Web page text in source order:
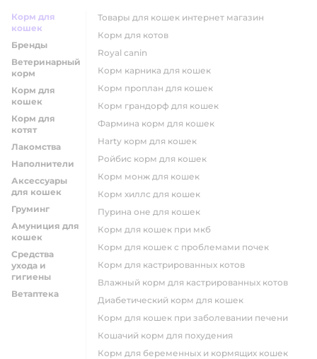
Корм для
кошек
Бренды
Ветеринарный
корм
Корм для
кошек
Корм для
котят
Лакомства
Наполнители
Аксессуары
для кошек
Груминг
Амуниция для
кошек
Средства
ухода и
гигиены
Ветаптека
товары для кошек интернет магазин
корм для котов
royal canin
корм карника для кошек
корм проплан для кошек
корм грандорф для кошек
фармина корм для кошек
harty корм для кошек
ройбис корм для кошек
корм монж для кошек
корм хиллс для кошек
пурина оне для кошек
корм для кошек при мкб
корм для кошек с проблемами почек
Корм для кастрированных котов
влажный корм для кастрированных котов
диабетический корм для кошек
корм для кошек при заболевании печени
кошачий корм для похудения
корм для беременных и кормящих кошек